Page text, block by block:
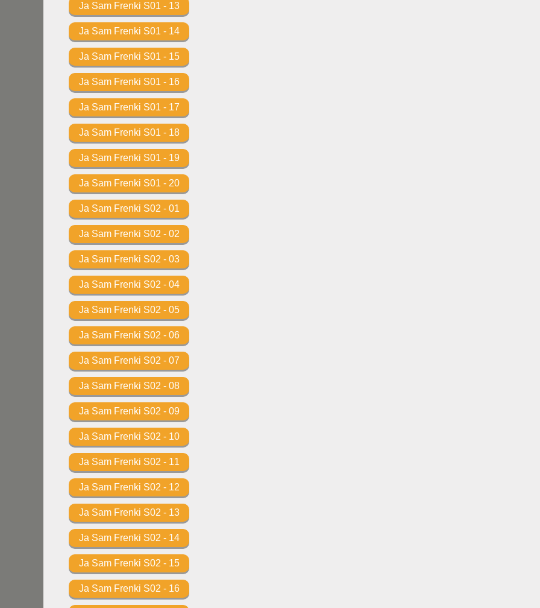
Ja Sam Frenki S01 - 13
Ja Sam Frenki S01 - 14
Ja Sam Frenki S01 - 15
Ja Sam Frenki S01 - 16
Ja Sam Frenki S01 - 17
Ja Sam Frenki S01 - 18
Ja Sam Frenki S01 - 19
Ja Sam Frenki S01 - 20
Ja Sam Frenki S02 - 01
Ja Sam Frenki S02 - 02
Ja Sam Frenki S02 - 03
Ja Sam Frenki S02 - 04
Ja Sam Frenki S02 - 05
Ja Sam Frenki S02 - 06
Ja Sam Frenki S02 - 07
Ja Sam Frenki S02 - 08
Ja Sam Frenki S02 - 09
Ja Sam Frenki S02 - 10
Ja Sam Frenki S02 - 11
Ja Sam Frenki S02 - 12
Ja Sam Frenki S02 - 13
Ja Sam Frenki S02 - 14
Ja Sam Frenki S02 - 15
Ja Sam Frenki S02 - 16